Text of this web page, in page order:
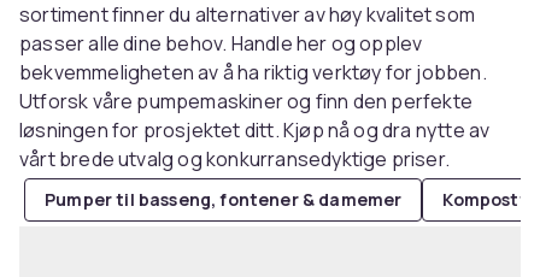
sortiment finner du alternativer av høy kvalitet som
passer alle dine behov. Handle her og opplev
bekvemmeligheten av å ha riktig verktøy for jobben.
Utforsk våre pumpemaskiner og finn den perfekte
løsningen for prosjektet ditt. Kjøp nå og dra nytte av
vårt brede utvalg og konkurransedyktige priser.
Pumper til basseng, fontener & damemer